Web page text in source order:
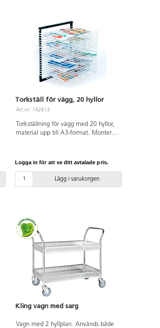
Torkställ för vägg, 20 hyllor
Art.nr: 142613
Torkställning för vägg med 20 hyllor,
material upp till A3-format. Monteras
Mått: 50x41x61 cm. Av stål.
Logga in för att se ditt avtalade pris.
Lägg i varukorgen
Kling vagn med sarg
Vagn med 2 hyllplan. Används både